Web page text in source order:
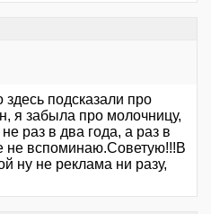
подсказали про
я забыла про молочницу,
раз в два года, а раз в
не вспоминаю.Советую!!!В
ну не реклама ни разу,